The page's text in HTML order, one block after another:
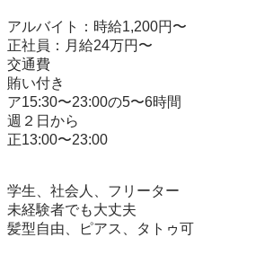
アルバイト：時給1,200円〜
正社員：月給24万円〜
交通費
賄い付き
ア15:30〜23:00の5〜6時間
週２日から
正13:00〜23:00
学生、社会人、フリーター
未経験者でも大丈夫
髪型自由、ピアス、タトゥ可